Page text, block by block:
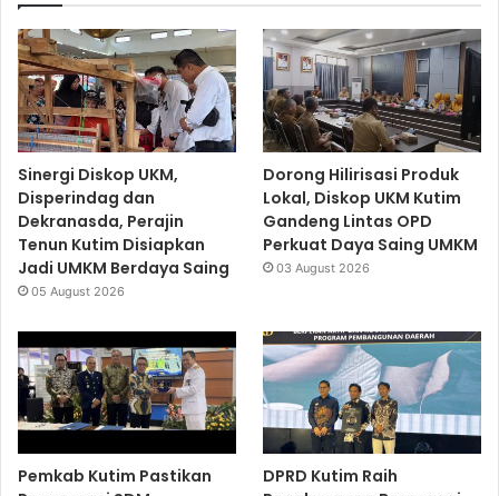
Sinergi Diskop UKM,
Disperindag dan
Dekranasda, Perajin
Tenun Kutim Disiapkan
Jadi UMKM Berdaya Saing
05 August 2026
Dorong Hilirisasi Produk
Lokal, Diskop UKM Kutim
Gandeng Lintas OPD
Perkuat Daya Saing UMKM
03 August 2026
Pemkab Kutim Pastikan
DPRD Kutim Raih